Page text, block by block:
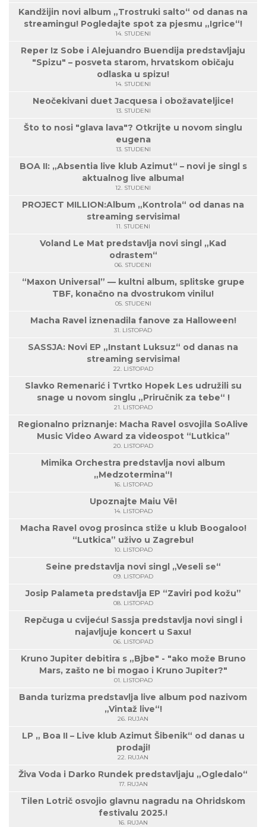
Kandžijin novi album „Trostruki salto“ od danas na
streamingu! Pogledajte spot za pjesmu „Igrice“!
14. STUDENI
Reper Iz Sobe i Alejuandro Buendija predstavljaju
"Spizu" – posveta starom, hrvatskom običaju
odlaska u spizu!
14. STUDENI
Neočekivani duet Jacquesa i obožavateljice!
13. STUDENI
Što to nosi "glava lava"? Otkrijte u novom singlu
eugena
13. STUDENI
BOA II: „Absentia live klub Azimut“ – novi je singl s
aktualnog live albuma!
12. STUDENI
PROJECT MILLION:Album „Kontrola“ od danas na
streaming servisima!
11. STUDENI
Voland Le Mat predstavlja novi singl „Kad
odrastem“
06. STUDENI
“Maxon Universal” — kultni album, splitske grupe
TBF, konačno na dvostrukom vinilu!
05. STUDENI
Macha Ravel iznenadila fanove za Halloween!
31. LISTOPAD
SASSJA: Novi EP „Instant Luksuz“ od danas na
streaming servisima!
22. LISTOPAD
Slavko Remenarić i Tvrtko Hopek Les udružili su
snage u novom singlu „Priručnik za tebe“ !
21. LISTOPAD
Regionalno priznanje: Macha Ravel osvojila SoAlive
Music Video Award za videospot “Lutkica”
20. LISTOPAD
Mimika Orchestra predstavlja novi album
„Medzotermina“!
16. LISTOPAD
Upoznajte Maiu Vë!
14. LISTOPAD
Macha Ravel ovog prosinca stiže u klub Boogaloo!
“Lutkica” uživo u Zagrebu!
10. LISTOPAD
Seine predstavlja novi singl „Veseli se“
09. LISTOPAD
Josip Palameta predstavlja EP “Zaviri pod kožu”
08. LISTOPAD
Repčuga u cvijeću! Sassja predstavlja novi singl i
najavljuje koncert u Saxu!
06. LISTOPAD
Kruno Jupiter debitira s „Bjbe" - "ako može Bruno
Mars, zašto ne bi mogao i Kruno Jupiter?"
01. LISTOPAD
Banda turizma predstavlja live album pod nazivom
„Vintaž live“!
26. RUJAN
LP „ Boa II – Live klub Azimut Šibenik“ od danas u
prodaji!
22. RUJAN
Živa Voda i Darko Rundek predstavljaju „Ogledalo“
17. RUJAN
Tilen Lotrič osvojio glavnu nagradu na Ohridskom
festivalu 2025.!
16. RUJAN